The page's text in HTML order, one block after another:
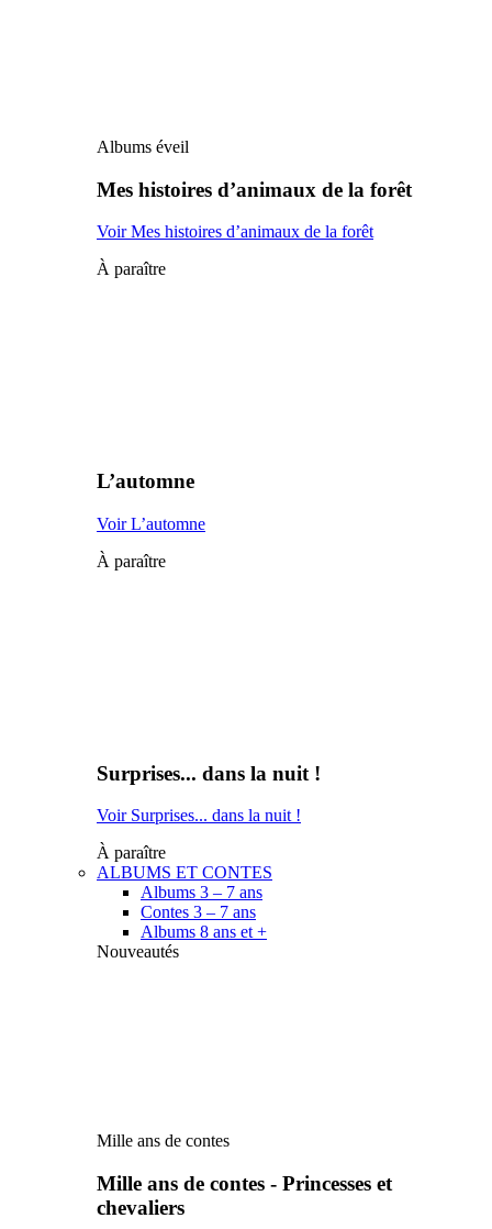
Albums éveil
Mes histoires d’animaux de la forêt
Voir Mes histoires d’animaux de la forêt
À paraître
L’automne
Voir L’automne
À paraître
Surprises... dans la nuit !
Voir Surprises... dans la nuit !
À paraître
ALBUMS ET CONTES
Albums 3 – 7 ans
Contes 3 – 7 ans
Albums 8 ans et +
Nouveautés
Mille ans de contes
Mille ans de contes - Princesses et
chevaliers